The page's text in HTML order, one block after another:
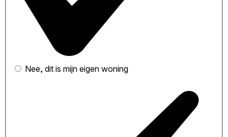
Nee, dit is mijn eigen woning